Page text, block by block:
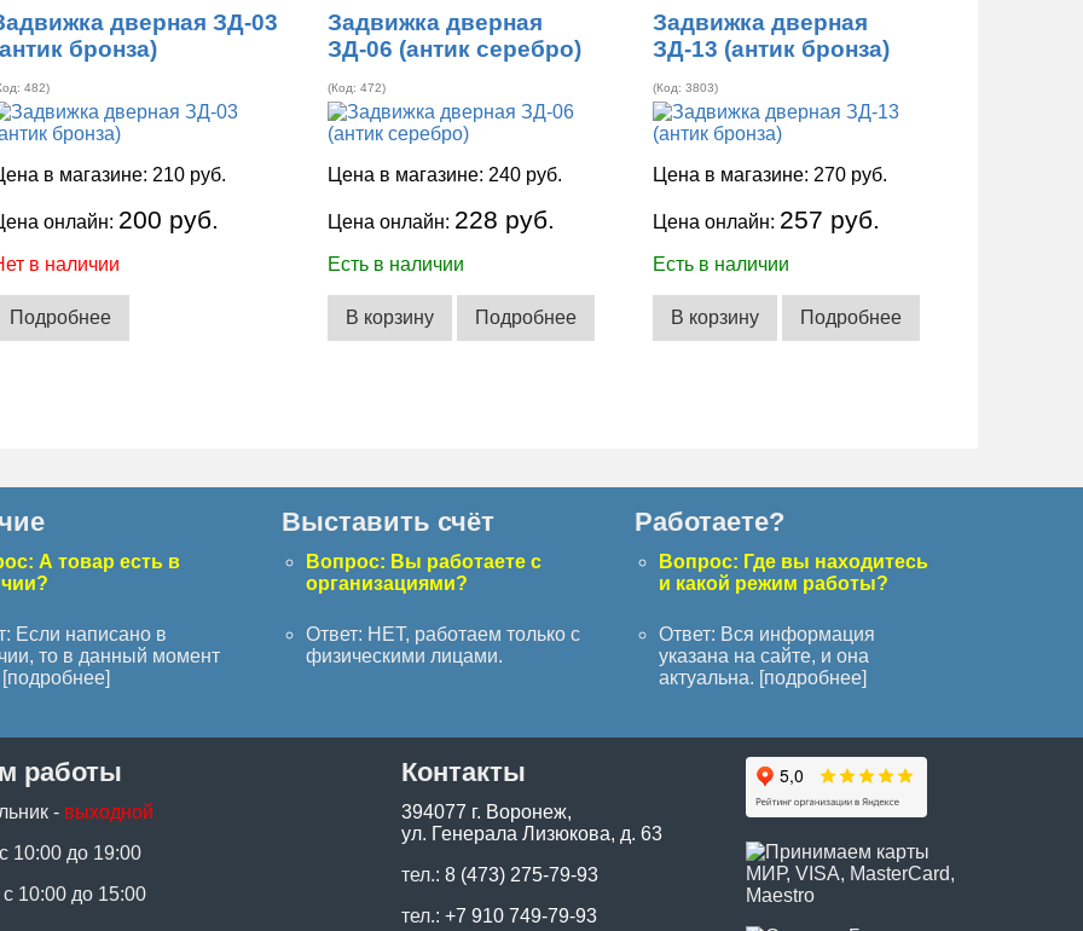
дверная ЗД-03
бронза)
482)
в магазине: 210 руб.
онлайн: 200 руб.
в наличии
Подробнее
Задвижка дверная
ЗД-06 (антик серебро)
(Код:472)
Цена в магазине: 240 руб.
Цена онлайн: 228 руб.
Есть в наличии
В корзину Подробнее
Задвижка дверная
ЗД-13 (антик бронза)
(Код:3803)
Цена в магазине: 270 руб.
Цена онлайн: 257 руб.
Есть в наличии
В корзину Подробнее
А товар есть в
Если написано в
то в данный момент
подробнее]
Выставить счёт
Вопрос: Вы работаете с
организациями?
Ответ: НЕТ, работаем только с
физическими лицами.
Работаете?
Вопрос: Где вы находитесь
и какой режим работы?
Ответ: Вся информация
указана на сайте, и она
актуальна. [подробнее]
работы
- выходной
10:00 до 19:00
10:00 до 15:00
Контакты
394077 г. Воронеж,
ул. Генерала Лизюкова, д. 63
тел.: 8 (473) 275-79-93
тел.: +7 910 749-79-93